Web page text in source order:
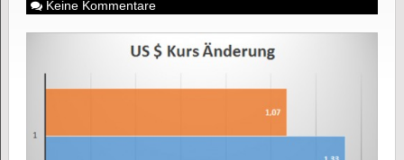
Keine Kommentare